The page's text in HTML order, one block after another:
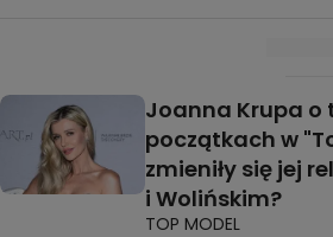
Joanna Krupa o
początkach w
zmieniły się jej
i Wolińskim?
TOP MODEL